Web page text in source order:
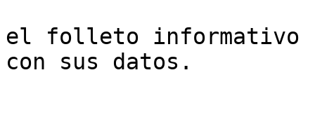
el folleto informativo
con sus datos.